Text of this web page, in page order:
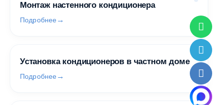
Монтаж настенного кондиционера
Подробнее
Установка кондиционеров в частном доме
Подробнее